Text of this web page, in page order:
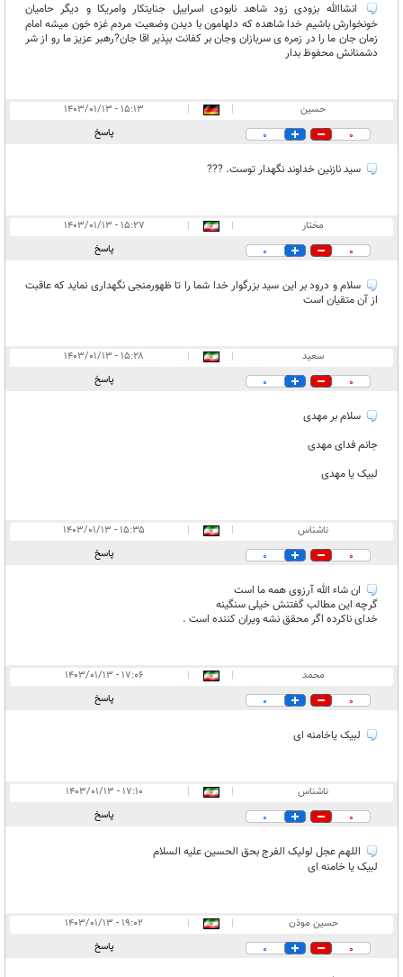
انشاالله بزودی زود شاهد نابودی اسراییل جنایتکار وامریکا و دیگر حامیان
خونخوارش باشیم خدا شاهده که دلهامون با دیدن وضعیت مردم غزه خون میشه امام
زمان جان ما را در زمره ی سربازان وجان بر کفانت بپذیر اقا جان?رهبر عزیز ما رو از شر
دشمنانش محفوظ بدار
حسين |
|
۱۵:۱۳ - ۱۴۰۳/۰۱/۱۳
0
0 پاسخ
سيد نازنين خداوند نگهدار توست. ???
مختار |
|
۱۵:۲۷ - ۱۴۰۳/۰۱/۱۳
0
0 پاسخ
سلام و درود بر این سید بزرگوار خدا شما را تا ظهورمنجی نگهداری نماید که عاقبت
از آن متقیان است
سعید |
|
۱۵:۲۸ - ۱۴۰۳/۰۱/۱۳
0
0 پاسخ
سلام بر مهدی
جانم فدای مهدی
لبیک یا مهدی
ناشناس |
|
۱۵:۳۵ - ۱۴۰۳/۰۱/۱۳
0
0 پاسخ
ان شاء الله آرزوی همه ما است
گرچه این مطالب گفتنش خیلی سنگینه
خدای ناکرده اگر محقق نشه ویران کننده است .
محمد |
|
۱۷:۰۶ - ۱۴۰۳/۰۱/۱۳
0
0 پاسخ
لبیک یاخامنه ای
ناشناس |
|
۱۷:۱۰ - ۱۴۰۳/۰۱/۱۳
0
0 پاسخ
اللهم عجل لولیک الفرج بحق الحسین علیه السلام
لبیک یا خامنه ای
حسین موذن |
|
۱۹:۰۲ - ۱۴۰۳/۰۱/۱۳
0
0 پاسخ